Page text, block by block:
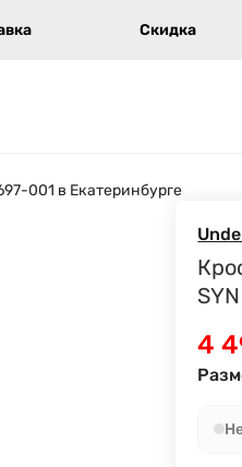
Скидка
001 в Екатеринбурге
4